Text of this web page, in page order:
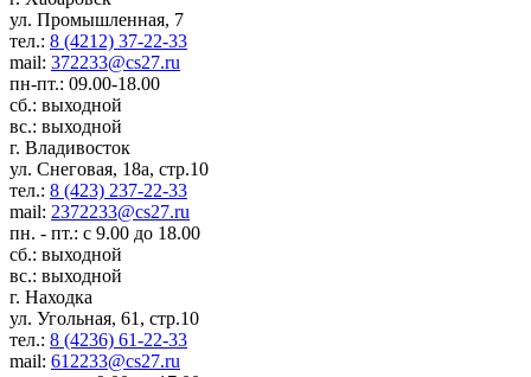
ул. Промышленная, 7
тел.: 8 (4212) 37-22-33
mail: 372233@cs27.ru
пн-пт.: 09.00-18.00
сб.: выходной
вс.: выходной
г. Владивосток
ул. Снеговая, 18а, стр.10
тел.: 8 (423) 237-22-33
mail: 2372233@cs27.ru
пн. - пт.: с 9.00 до 18.00
сб.: выходной
вс.: выходной
г. Находка
ул. Угольная, 61, стр.10
тел.: 8 (4236) 61-22-33
mail: 612233@cs27.ru